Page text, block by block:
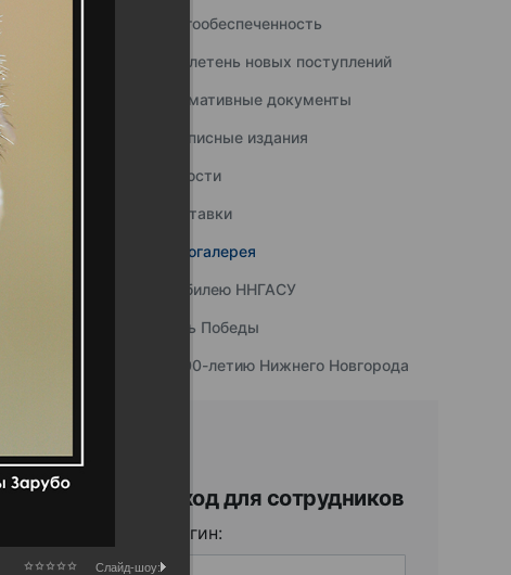
Книгообеспеченность
Бюллетень новых поступлений
Нормативные документы
Подписные издания
Новости
Выставки
Фотогалерея
К юбилею ННГАСУ
День Победы
К 800-летию Нижнего Новгорода
Вход для сотрудников
Логин:
Слайд-шоу: